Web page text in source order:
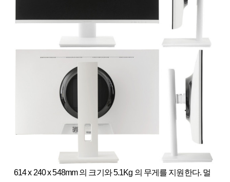
614 x 240 x 548mm 의 크기와 5.1Kg 의 무게를 지원한다. 멀